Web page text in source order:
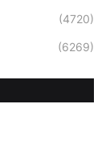
(4720)
(6269)